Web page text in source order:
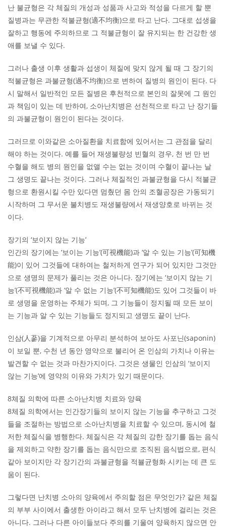
난 불균형은 각 체질의 개성과 성품과 사고와 적성을 다르게 할 뿐
질병과는 무관한 적불균형(適不均衡)으로 타고 난다. 그대로 섭생을
잘하고 행동에 주의하므로 그 적불균형이 잘 유지되는 한 건강한 생
애를 보낼 수 있다.
그러나 출생 이후 생활과 섭생이 체질에 맞지 않게 될 때 그 장기의
적불균형은 과불균형(過不均衡)으로 변하여 질병의 원인이 된다. 다
시 말해서 일반적인 모든 질병은 후천적으로 본인의 잘못에 그 원인
과 책임이 있는 데 반하여, 소아난치병은 선천적으로 타고 난 장기들
의 과불균형이 원인이 된다는 것이다.
그러므로 이와같은 소아질환을 치료함에 있어서는 그 관점을 달리
해야 하는 것이다. 예를 들어 재생불량성 빈혈의 경우, 천 번 만 번
수혈을 해도 병의 원인을 없앨 수는 없는 것이며 수혈이 끝나는 날
그 생명도 끝나는 것이다. 그러나 체질적인 과불균형을 다시 적불균
형으로 환원시킬 수만 있다면 멈췄던 몸 안의 조혈공장은 가동되기
시작하며 그 무서운 불치병도 재생불량에서 재생양호로 바뀌는 것
이다.
장기의 ‘보이지 않는 기능’
인간의 장기에는 ‘보이는 기능’(可視機能)과 ‘알 수 있는 기능’(可知機
能)이 있어 그것들에 대하여는 철저하게 연구가 되어 있지만 그것만
으로 생명의 문제가 풀리는 것은 아니다. 장기에는 ‘보이지 않는 기
능’(不可視機能)과 ‘알 수 없는 기능’(不可知機能)도 있어 그것들이 바
로 생명을 운영하는 주체가 되며, 그 기능들이 정지될 때 모든 보이
는 기능과 알 수 있는 기능들도 정지되고 생명도 끝이 난다.
인삼(人蔘)을 기계적으로 아무리 분석하여 보아도 사포닌(saponin)
이 보일 뿐, 수천 년 동안 영약으로 불리어 온 인삼의 가치나 이유는
발견할 수 없는 것과 마찬가지이다. 그것은 생물인 인삼의 ‘보이지
않는 기능’에 영약의 이유와 가치가 있기 때문이다.
8체질 의학에 따른 소아난치병 치료와 양육
8체질 의학에서는 인간장기들의 보이지 않는 기능을 추구하고 그것
들을 조절하는 방법으로 소아난치병을 치료할 수 있으며, 동시에 철
저한 체질식을 병행한다. 체질식은 각 체질의 강한 장기를 돕는 음식
을 제외하고 약한 장기를 돕는 음식만으로 조직된 음식법으로, 편식
같아 보이지만 각 장기간의 과불균형을 적뷸균형화 시키는 데 큰 도
움이 된다.
그렇다면 난치병 소아의 양육에서 주의할 점은 무엇인가? 같은 체질
의 부부 사이에서 출생한 아이라고 해서 모두 난치병에 걸리는 것은
아니다. 그러나 다른 아이들보다 주의를 기울여 양육하지 않으면 안